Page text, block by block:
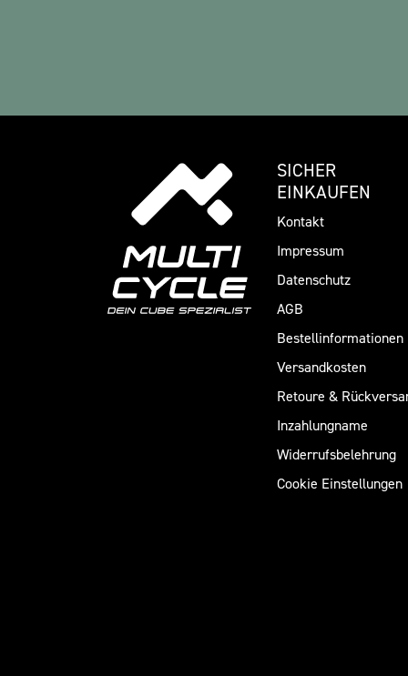
SICHER
EINKAUFEN
Kontakt
Impressum
Datenschutz
AGB
Bestellinformationen
Versandkosten
Retoure &
Inzahlungname
Widerrufsbelehrung
Cookie Einstellungen